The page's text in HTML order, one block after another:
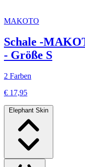
MAKOTO
Schale -
- Größe S
2 Farben
€ 17,95
Elephant Skin